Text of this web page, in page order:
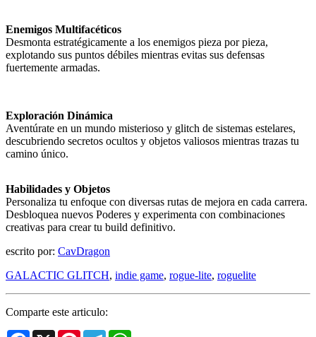
Enemigos Multifacéticos
Desmonta estratégicamente a los enemigos pieza por pieza,
explotando sus puntos débiles mientras evitas sus defensas
fuertemente armadas.
Exploración Dinámica
Aventúrate en un mundo misterioso y glitch de sistemas estelares,
descubriendo secretos ocultos y objetos valiosos mientras trazas tu
camino único.
Habilidades y Objetos
Personaliza tu enfoque con diversas rutas de mejora en cada carrera.
Desbloquea nuevos Poderes y experimenta con combinaciones
creativas para crear tu build definitivo.
escrito por: CavDragon
GALACTIC GLITCH, indie game, rogue-lite, roguelite
Comparte este articulo: